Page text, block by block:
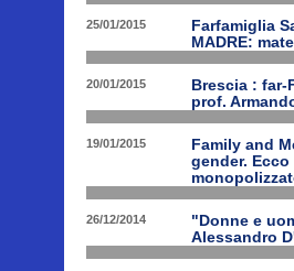
25/01/2015
Farfamiglia
MADRE:
20/01/2015
Brescia :
prof.
19/01/2015
Family and
gender.
26/12/2014
"Donne e
Alessandro